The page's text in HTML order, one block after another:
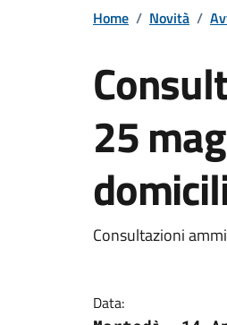
Home / Novità /
25
Consultazioni
Data: